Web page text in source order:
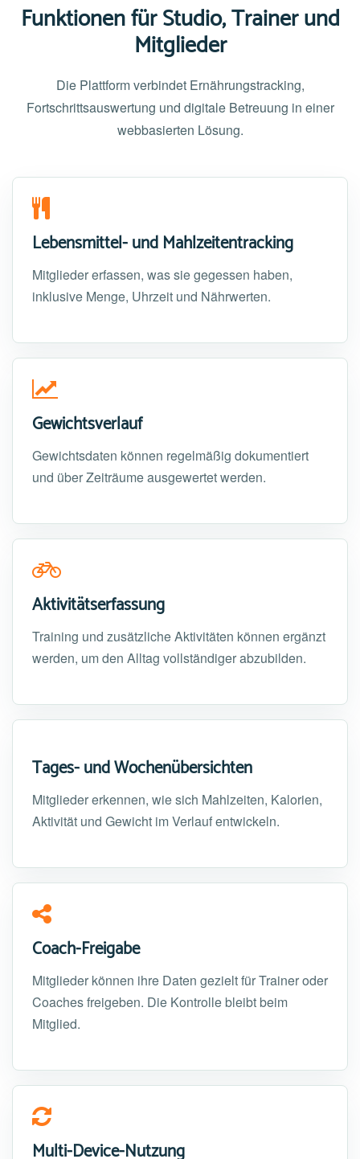
Funktionen für Studio, Trainer und
Mitglieder
Die Plattform verbindet Ernährungstracking,
Fortschrittsauswertung und digitale Betreuung in einer
webbasierten Lösung.
Lebensmittel- und Mahlzeitentracking
Mitglieder erfassen, was sie gegessen haben,
inklusive Menge, Uhrzeit und Nährwerten.
Gewichtsverlauf
Gewichtsdaten können regelmäßig dokumentiert
und über Zeiträume ausgewertet werden.
Aktivitätserfassung
Training und zusätzliche Aktivitäten können ergänzt
werden, um den Alltag vollständiger abzubilden.
Tages- und Wochenübersichten
Mitglieder erkennen, wie sich Mahlzeiten, Kalorien,
Aktivität und Gewicht im Verlauf entwickeln.
Coach-Freigabe
Mitglieder können ihre Daten gezielt für Trainer oder
Coaches freigeben. Die Kontrolle bleibt beim
Mitglied.
Multi-Device-Nutzung